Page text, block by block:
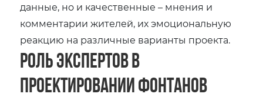
данные‚ но и качественные – мнения и
комментарии жителей‚ их эмоциональную
реакцию на различные варианты проекта.
Роль экспертов в
проектировании фонтанов